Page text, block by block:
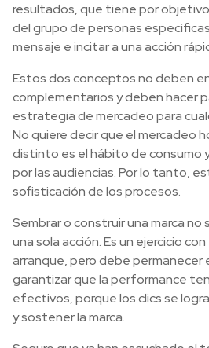
resultados, que tiene por
del grupo de personas
mensaje e incitar a una acción
Estos dos conceptos no deben
complementarios y deben hacer
estrategia de mercadeo para
No quiere decir que el mercadeo
distinto es el hábito de consumo
por las audiencias. Por lo tanto,
sofisticación de los procesos.
Sembrar o construir una marca
una sola acción. Es un ejercicio
arranque, pero debe permanecer
garantizar que la performance
efectivos, porque los clics se
y sostener la marca.